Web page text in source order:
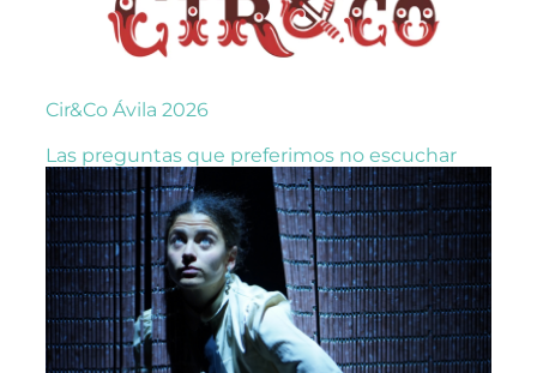
Cir&Co Ávila 2026
Las preguntas que preferimos no escuchar